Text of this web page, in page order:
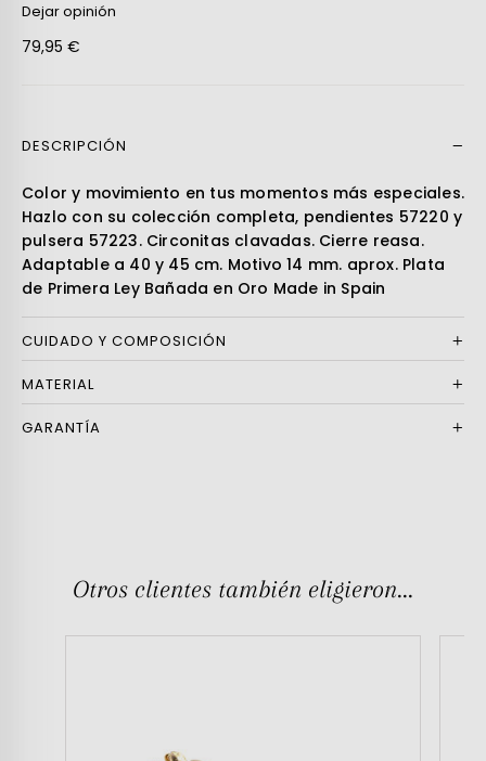
Dejar opinión
79,95 €
DESCRIPCIÓN
Color y movimiento en tus momentos más especiales.
Hazlo con su colección completa, pendientes 57220 y
pulsera 57223. Circonitas clavadas. Cierre reasa.
Adaptable a 40 y 45 cm. Motivo 14 mm. aprox. Plata
de Primera Ley Bañada en Oro Made in Spain
CUIDADO Y COMPOSICIÓN
MATERIAL
GARANTÍA
Otros clientes también eligieron...